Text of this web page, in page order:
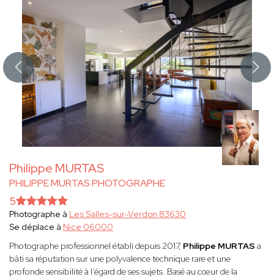
Philippe MURTAS
PHILIPPE MURTAS PHOTOGRAPHE
5
Photographe à Les Salles-sur-Verdon 83630
Se déplace à Nice 06000
Photographe professionnel établi depuis 2017, Philippe MURTAS a
bâti sa réputation sur une polyvalence technique rare et une
profonde sensibilité à l’égard de ses sujets. Basé au cœur de la